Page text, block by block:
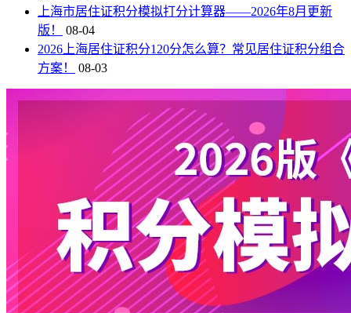
上海市居住证积分模拟打分计算器——2026年8月更新
版！
08-04
2026上海居住证积分120分怎么算？常见居住证积分组合
方案！
08-03